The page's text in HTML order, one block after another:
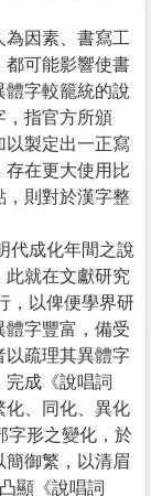
因素、書寫工
都可能影響使書
體字較籠統的說
，指官方所頒
以製定出一正寫
存在更大使用比
，則對於漢字整
代成化年間之說
此就在文獻研究
，以俾便學界研
體字豐富，備受
以疏理其異體字
成《說唱詞
化、同化、異化
字形之變化，於
簡御繁，以清眉
顯《說唱詞